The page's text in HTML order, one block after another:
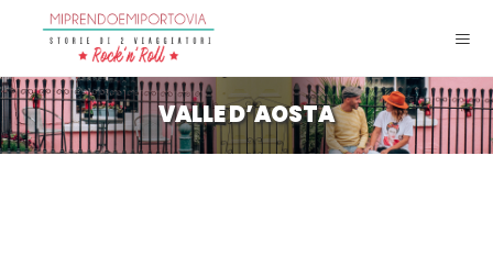
VALLE D’AOSTA